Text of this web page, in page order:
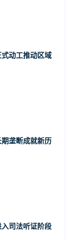
动工推动区域
垄断成就新历
司法听证阶段